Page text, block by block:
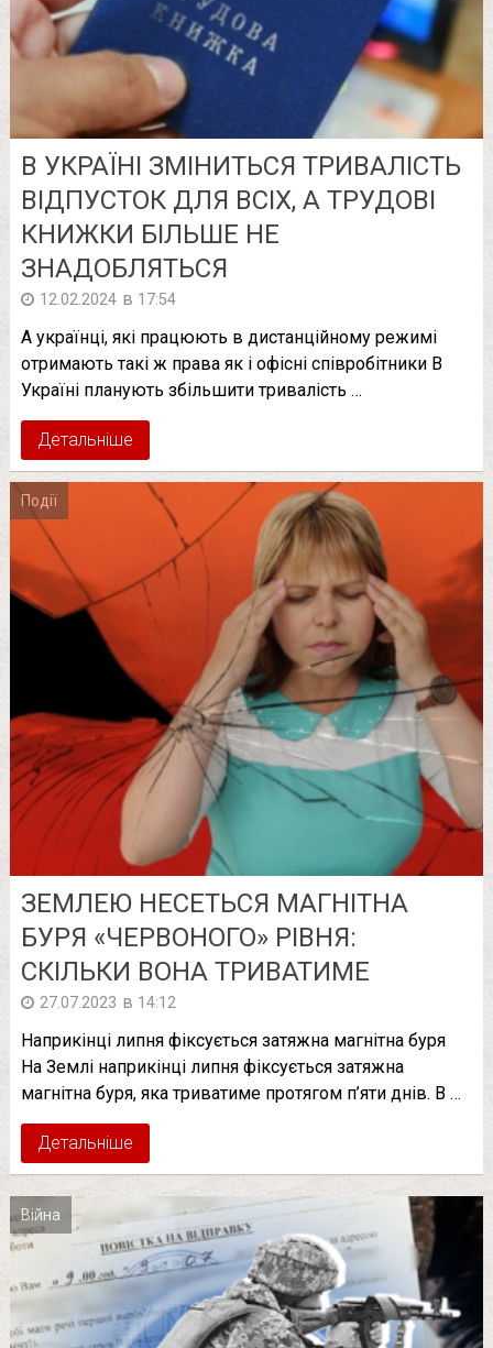
В УКРАЇНІ ЗМІНИТЬСЯ ТРИВАЛІСТЬ
ВІДПУСТОК ДЛЯ ВСІХ, А ТРУДОВІ
КНИЖКИ БІЛЬШЕ НЕ
ЗНАДОБЛЯТЬСЯ
12.02.2024 в 17:54
А українці, які працюють в дистанційному режимі
отримають такі ж права як і офісні співробітники В
Україні планують збільшити тривалість …
Детальніше
Події
ЗЕМЛЕЮ НЕСЕТЬСЯ МАГНІТНА
БУРЯ «ЧЕРВОНОГО» РІВНЯ:
СКІЛЬКИ ВОНА ТРИВАТИМЕ
27.07.2023 в 14:12
Наприкінці липня фіксується затяжна магнітна буря
На Землі наприкінці липня фіксується затяжна
магнітна буря, яка триватиме протягом п’яти днів. В …
Детальніше
Війна